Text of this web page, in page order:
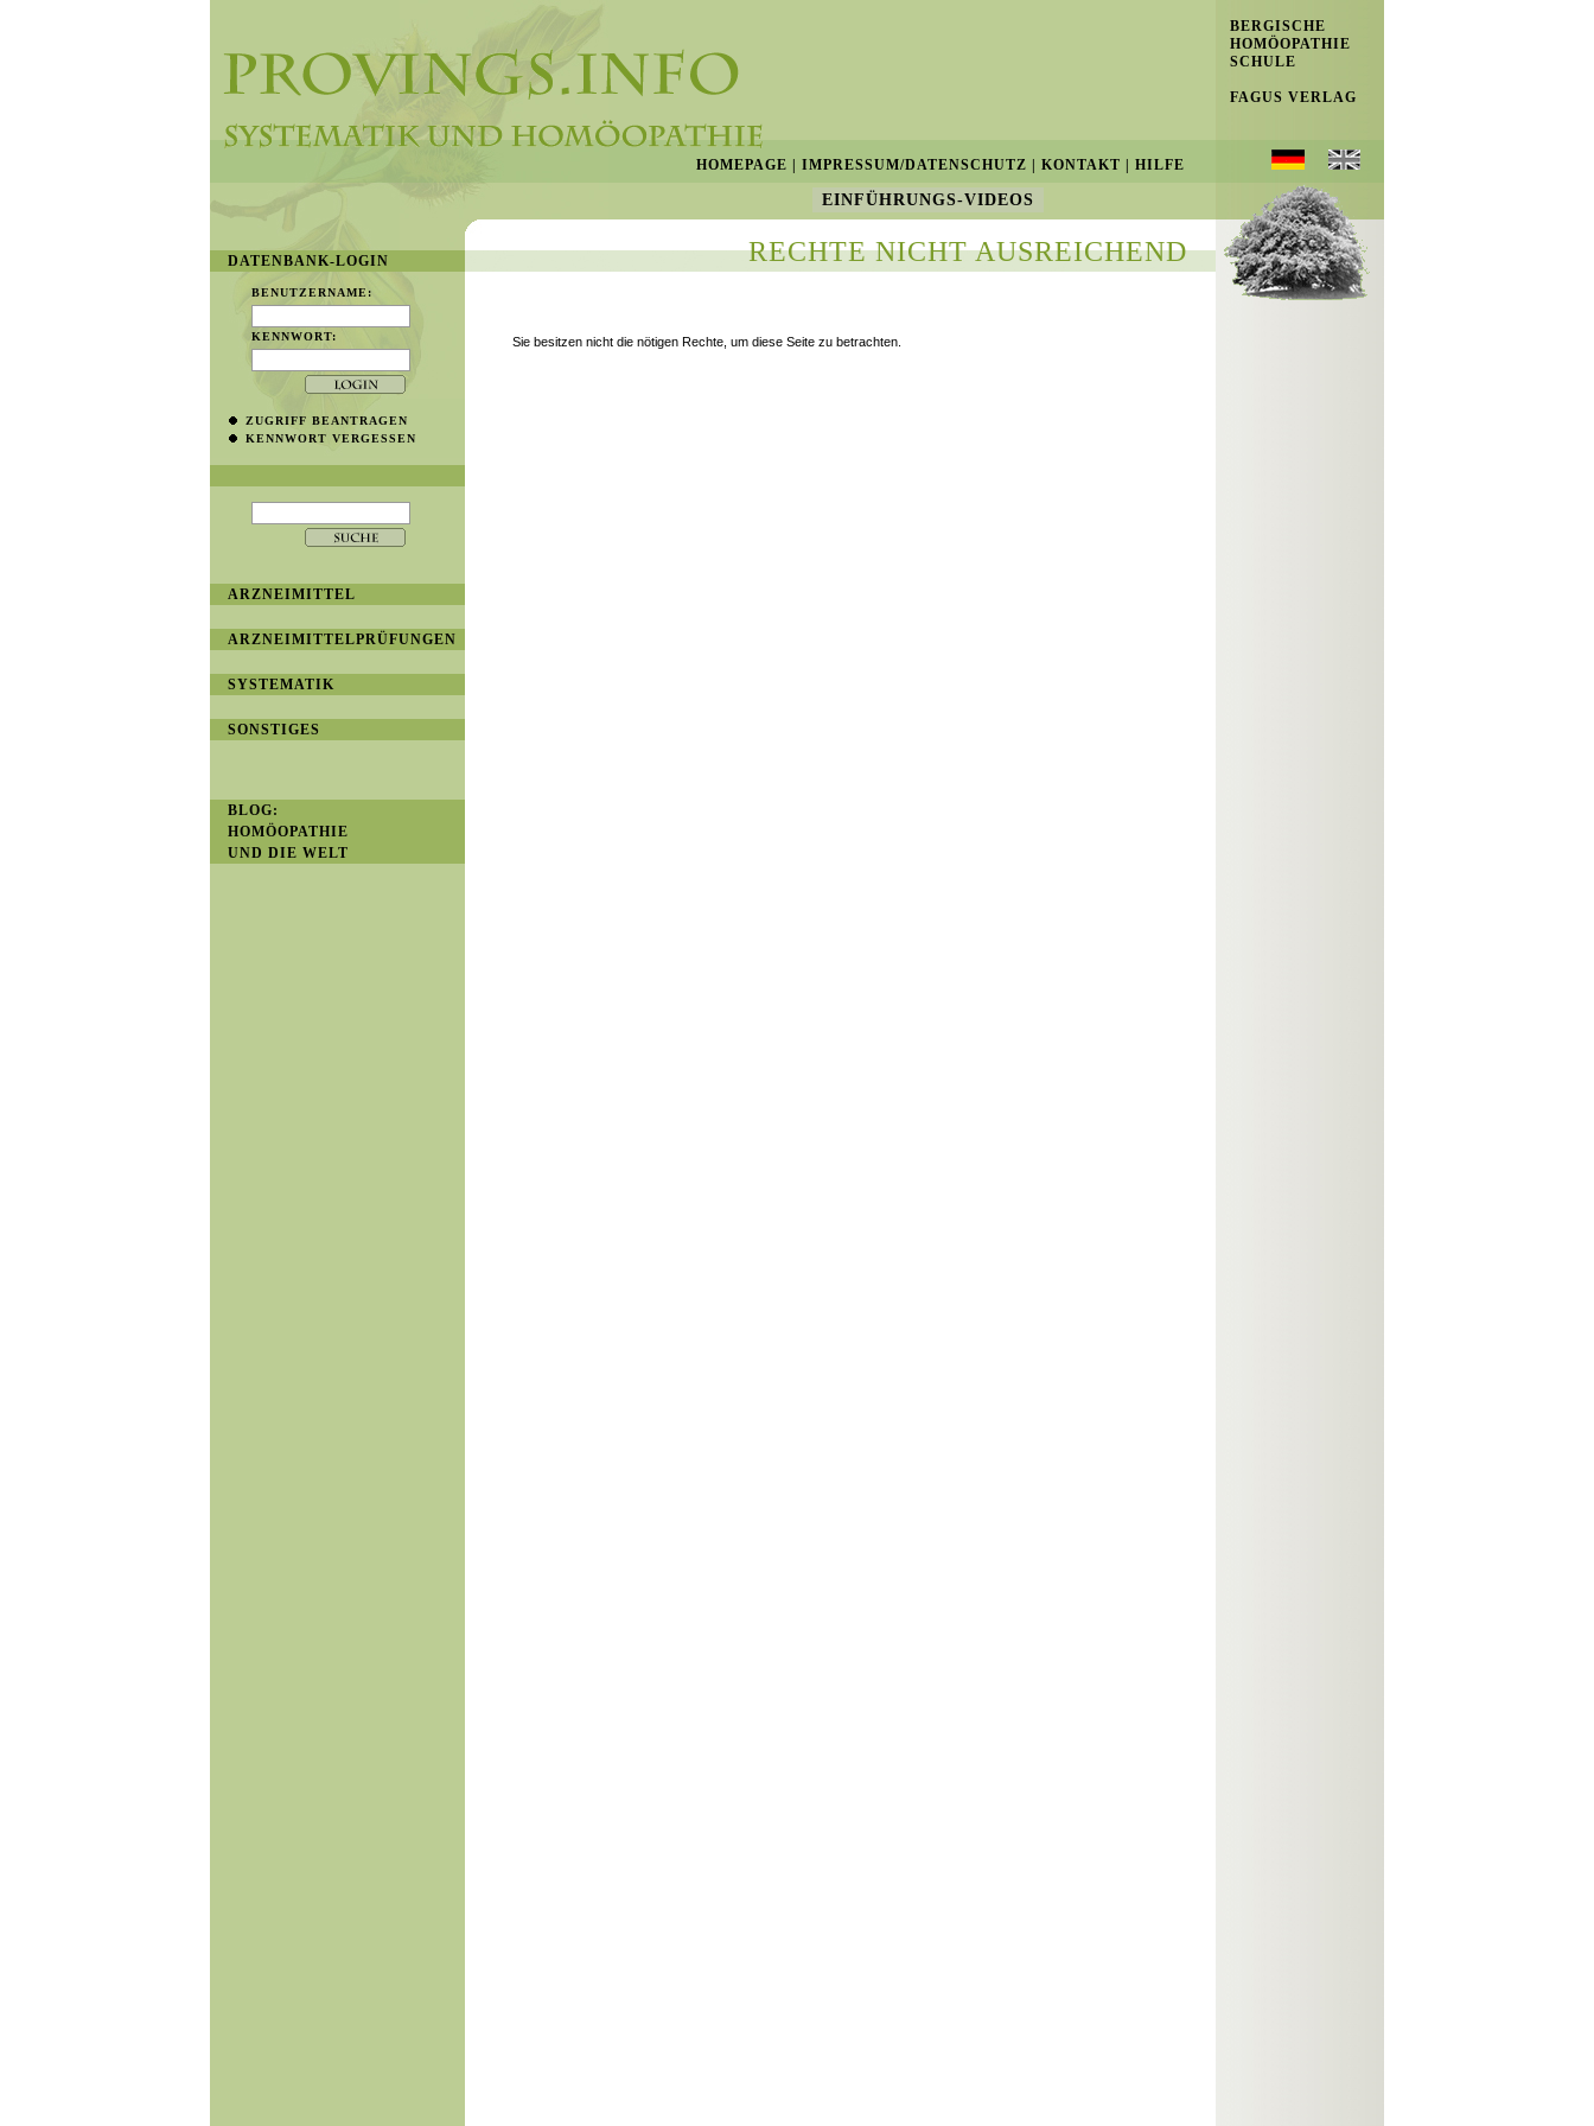
EINFÜHRUNGS-VIDEOS
BERGISCHE
HOMÖOPATHIE
SCHULE
FAGUS VERLAG
HOMEPAGE IMPRESSUM/DATENSCHUTZ KONTAKT HILFE
RECHTE NICHT AUSREICHEND
Sie besitzen nicht die nötigen Rechte, um diese Seite zu betrachten.
DATENBANK-LOGIN
BENUTZERNAME:
KENNWORT:
ZUGRIFF BEANTRAGEN
KENNWORT VERGESSEN
ARZNEIMITTEL
ARZNEIMITTELPRÜFUNGEN
SYSTEMATIK
SONSTIGES
BLOG:
HOMÖOPATHIE
UND DIE WELT